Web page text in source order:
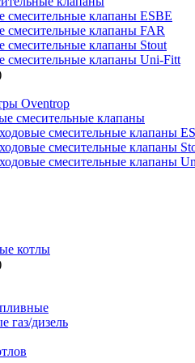
смесительные клапаны ESBE
смесительные клапаны FAR
смесительные клапаны Stout
смесительные клапаны Uni-Fitt
Oventrop
смесительные клапаны
смесительные клапаны
смесительные клапаны
смесительные клапаны
котлы
газ/дизель